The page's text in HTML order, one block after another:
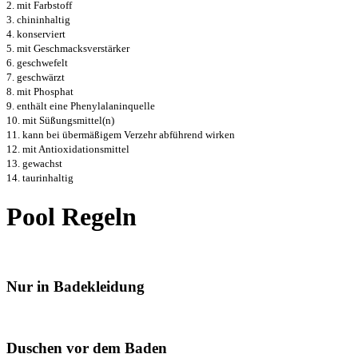
2. mit Farbstoff
3. chininhaltig
4. konserviert
5. mit Geschmacksverstärker
6. geschwefelt
7. geschwärzt
8. mit Phosphat
9. enthält eine Phenylalaninquelle
10. mit Süßungsmittel(n)
11. kann bei übermäßigem Verzehr abführend wirken
12. mit Antioxidationsmittel
13. gewachst
14. taurinhaltig
Pool Regeln
Nur in Badekleidung
Duschen vor dem Baden